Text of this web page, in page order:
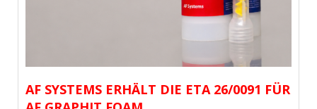
AF SYSTEMS ERHÄLT DIE ETA 26/0091 FÜR